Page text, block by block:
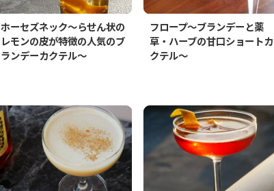
ホーセズネック～らせん状の
レモンの皮が特徴の人気のブ
ランデーカクテル～
フロープ～ブランデーと薬
草・ハーブの甘口ショートカ
クテル～